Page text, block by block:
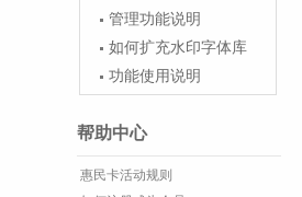
管理功能说明
如何扩充水印字体库
功能使用说明
帮助中心
惠民卡活动规则